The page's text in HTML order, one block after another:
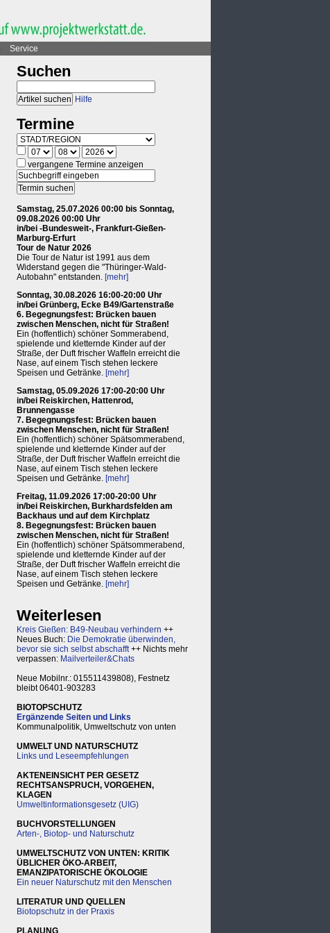
Service
Suchen
Hilfe
Termine
vergangene Termine anzeigen
Samstag, 25.07.2026 00:00 bis Sonntag,
09.08.2026 00:00 Uhr
in/bei -Bundesweit-, Frankfurt-Gießen-
Marburg-Erfurt
Tour de Natur 2026
Die Tour de Natur ist 1991 aus dem
Widerstand gegen die "Thüringer-Wald-
Autobahn" entstanden. [mehr]
Sonntag, 30.08.2026 16:00-20:00 Uhr
in/bei Grünberg, Ecke B49/Gartenstraße
6. Begegnungsfest: Brücken bauen
zwischen Menschen, nicht für Straßen!
Ein (hoffentlich) schöner Sommerabend,
spielende und kletternde Kinder auf der
Straße, der Duft frischer Waffeln erreicht die
Nase, auf einem Tisch stehen leckere
Speisen und Getränke. [mehr]
Samstag, 05.09.2026 17:00-20:00 Uhr
in/bei Reiskirchen, Hattenrod,
Brunnengasse
7. Begegnungsfest: Brücken bauen
zwischen Menschen, nicht für Straßen!
Ein (hoffentlich) schöner Spätsommerabend,
spielende und kletternde Kinder auf der
Straße, der Duft frischer Waffeln erreicht die
Nase, auf einem Tisch stehen leckere
Speisen und Getränke. [mehr]
Freitag, 11.09.2026 17:00-20:00 Uhr
in/bei Reiskirchen, Burkhardsfelden am
Backhaus und auf dem Kirchplatz
8. Begegnungsfest: Brücken bauen
zwischen Menschen, nicht für Straßen!
Ein (hoffentlich) schöner Spätsommerabend,
spielende und kletternde Kinder auf der
Straße, der Duft frischer Waffeln erreicht die
Nase, auf einem Tisch stehen leckere
Speisen und Getränke. [mehr]
Weiterlesen
Kreis Gießen: B49-Neubau verhindern ++
Neues Buch: Die Demokratie überwinden,
bevor sie sich selbst abschafft++ Nichts mehr
verpassen: Mailverteiler&Chats
Neue Mobilnr.: 015511439808), Festnetz
bleibt 06401-903283
BIOTOPSCHUTZ
Ergänzende Seiten und Links
Kommunalpolitik, Umweltschutz von unten
UMWELT UND NATURSCHUTZ
Links und Leseempfehlungen
AKTENEINSICHT PER GESETZ
RECHTSANSPRUCH, VORGEHEN,
KLAGEN
Umweltinformationsgesetz (UIG)
BUCHVORSTELLUNGEN
Arten-, Biotop- und Naturschutz
UMWELTSCHUTZ VON UNTEN: KRITIK
ÜBLICHER ÖKO-ARBEIT,
EMANZIPATORISCHE ÖKOLOGIE
Ein neuer Naturschutz mit den Menschen
LITERATUR UND QUELLEN
Biotopschutz in der Praxis
PLANUNG